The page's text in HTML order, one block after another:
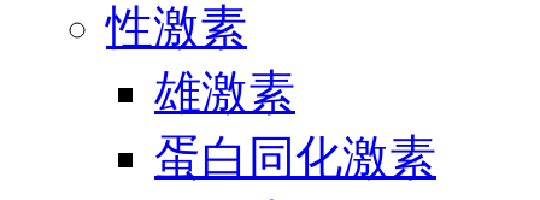
性激素
雄激素
蛋白同化激素